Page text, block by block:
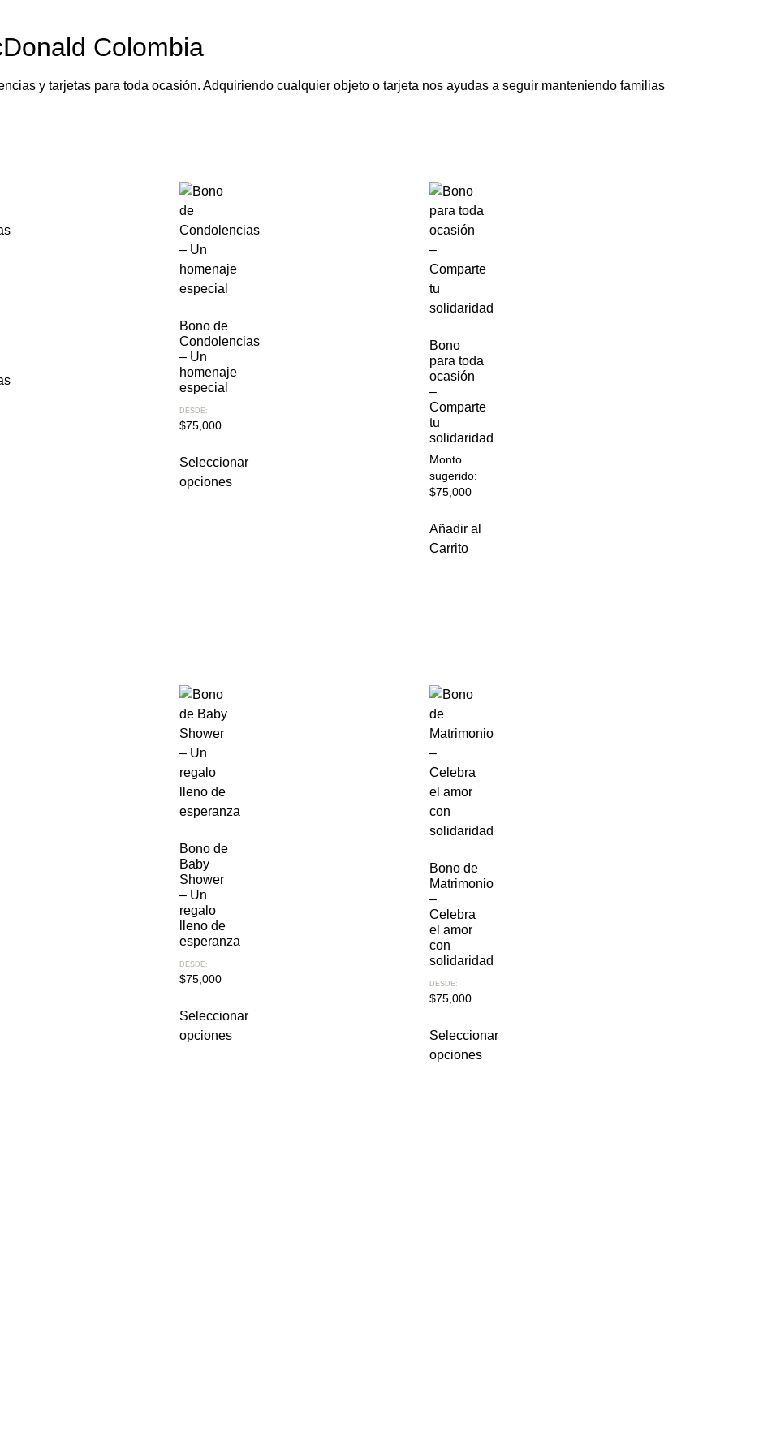
Colombia
y tarjetas para toda ocasión. Adquiriendo cualquier objeto o tarjeta nos ayudas a seguir manteniendo familias
Bono de
Condolencias
– Un
homenaje
especial
DESDE:
$75,000
Seleccionar
opciones
Bono
para toda
ocasión
–
Comparte
tu
solidaridad
Monto
sugerido:
$75,000
Añadir al
Carrito
Bono de
Baby
Shower
– Un
regalo
lleno de
esperanza
DESDE:
$75,000
Seleccionar
opciones
Bono de
Matrimonio
–
Celebra
el amor
con
solidaridad
DESDE:
$75,000
Seleccionar
opciones